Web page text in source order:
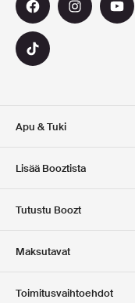
Apu & Tuki
Lisää Booztista
Club Boozt
Tutustu Boozt
Lehdistö ja palkinnot
Maksutavat
Toimitusvaihtoehdot